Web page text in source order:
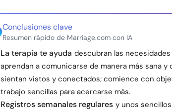
Conclusiones clave
Resumen rápido de Marriage.com con IA
La terapia te ayuda descubran las
aprendan a comunicarse de manera más sana y
sientan vistos y conectados; comience con
trabajo sencillas para acercarse más.
Registros semanales regulares y unos